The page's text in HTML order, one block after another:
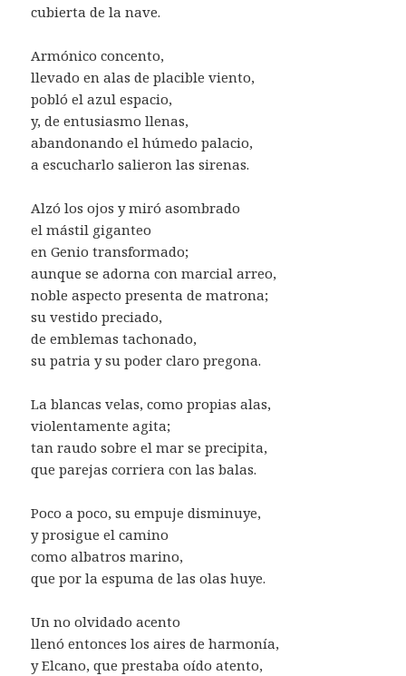
cubierta de la nave.
Armónico concento,
llevado en alas de placible viento,
pobló el azul espacio,
y, de entusiasmo llenas,
abandonando el húmedo palacio,
a escucharlo salieron las sirenas.
Alzó los ojos y miró asombrado
el mástil giganteo
en Genio transformado;
aunque se adorna con marcial arreo,
noble aspecto presenta de matrona;
su vestido preciado,
de emblemas tachonado,
su patria y su poder claro pregona.
La blancas velas, como propias alas,
violentamente agita;
tan raudo sobre el mar se precipita,
que parejas corriera con las balas.
Poco a poco, su empuje disminuye,
y prosigue el camino
como albatros marino,
que por la espuma de las olas huye.
Un no olvidado acento
llenó entonces los aires de harmonía,
y Elcano, que prestaba oído atento,